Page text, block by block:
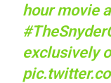
hour movie
exclusively